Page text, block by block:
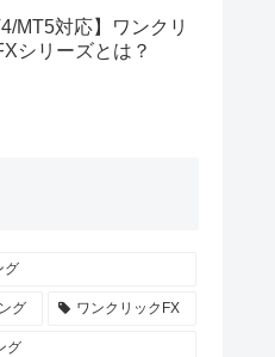
MT5対応】ワンクリ
シリーズとは？
グ
グ ワンクリックFX
グ